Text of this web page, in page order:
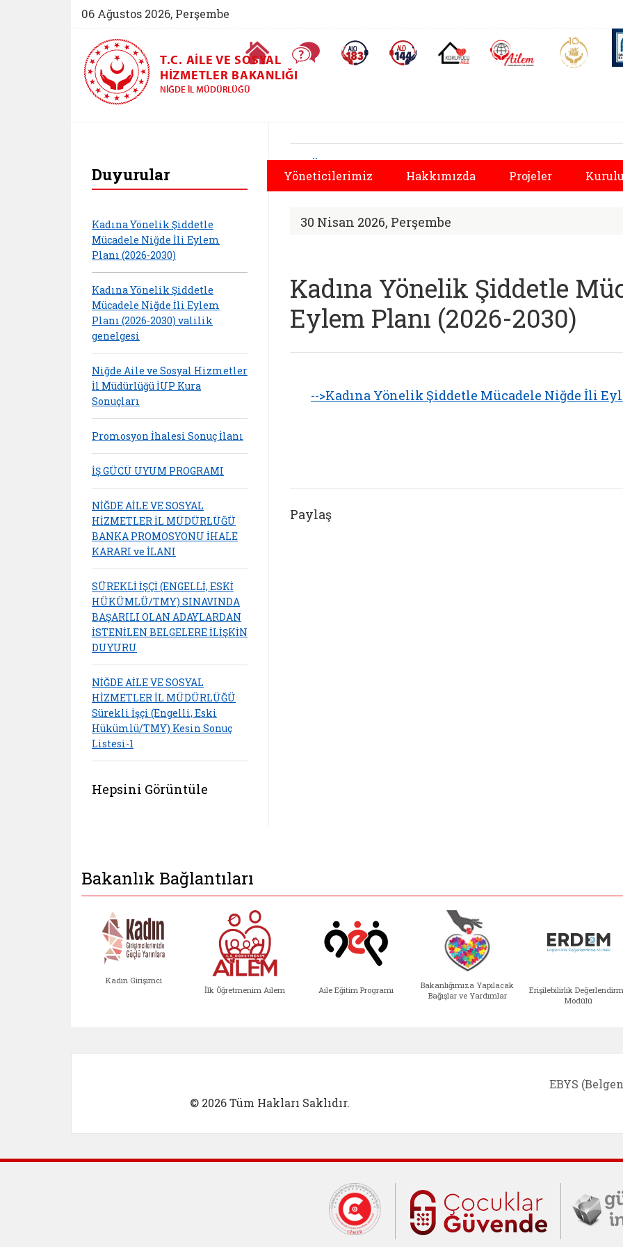
06 Ağustos 2026, Perşembe
Ana Sayfa Sıkça Sorulan SorularAlo 183 (yeni sekmede açılır)Alo 144 (yeni sekmede açılır)Koruyucu Aile (yeni sekmede açılır)
AİLEM İletişim Aile ve
T.C. AILE VE SOSYAL
HIZMETLER BAKANLIĞI
NIĞDE İL MÜDÜRLÜĞÜ
Yöneticilerimiz Hakkımızda Projeler
Niğde Aile ve Sosyal Hizmetler İl
Duyurular
Kadına Yönelik Şiddetle
Mücadele Niğde İli Eylem
Planı (2026-2030)
Kadına Yönelik Şiddetle
Mücadele Niğde İli Eylem
Planı (2026-2030) valilik
genelgesi
Niğde Aile ve Sosyal Hizmetler
İl Müdürlüğü İUP Kura
Sonuçları
Promosyon İhalesi Sonuç İlanı
İŞ GÜCÜ UYUM PROGRAMI
NİĞDE AİLE VE SOSYAL
HİZMETLER İL MÜDÜRLÜĞÜ
BANKA PROMOSYONU İHALE
KARARI ve İLANI
SÜREKLİ İŞÇİ (ENGELLİ, ESKİ
HÜKÜMLÜ/TMY) SINAVINDA
BAŞARILI OLAN ADAYLARDAN
İSTENİLEN BELGELERE İLİŞKİN
DUYURU
NİĞDE AİLE VE SOSYAL
HİZMETLER İL MÜDÜRLÜĞÜ
Sürekli İşçi (Engelli, Eski
Hükümlü/TMY) Kesin Sonuç
Listesi-1
Hepsini Görüntüle
Önceki
30 Nisan 2026, Perşembe
Kadına Yönelik Şiddetle
Eylem Planı (2026-2030)
-->Kadına Yönelik Şiddetle Mücadele Niğde İli
Paylaş
Bakanlık Bağlantıları
Kadın Girişimci
İlk Öğretmenim Ailem Aile Eğitim Programı
Bakanlığımıza Yapılacak
Bağışlar ve Yardımlar
Erişilebilirlik
Modülü
© 2026 Tüm Hakları Saklıdır.
EBYS
Cumhurbaşkanlığı İletişim Merkezi
Çocuklar